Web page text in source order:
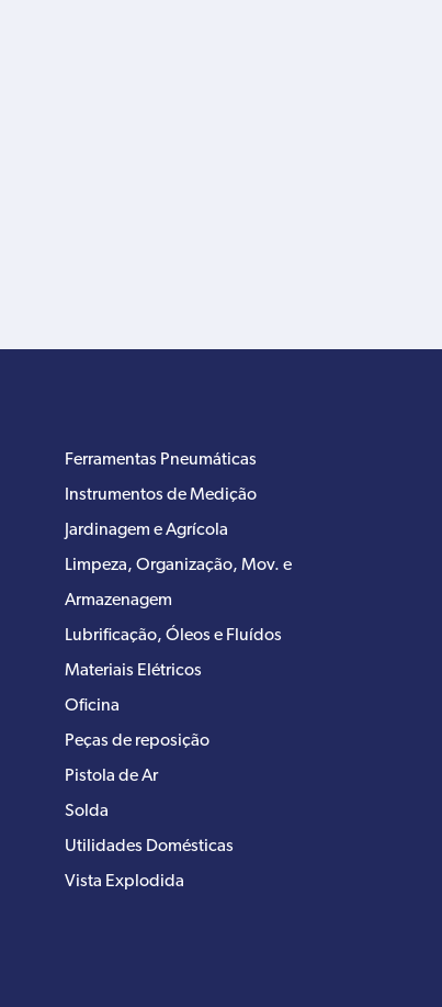
Ferramentas Pneumáticas
Instrumentos de Medição
Jardinagem e Agrícola
Limpeza, Organização, Mov. e
Armazenagem
Lubrificação, Óleos e Fluídos
Materiais Elétricos
Oficina
Peças de reposição
Pistola de Ar
Solda
Utilidades Domésticas
Vista Explodida